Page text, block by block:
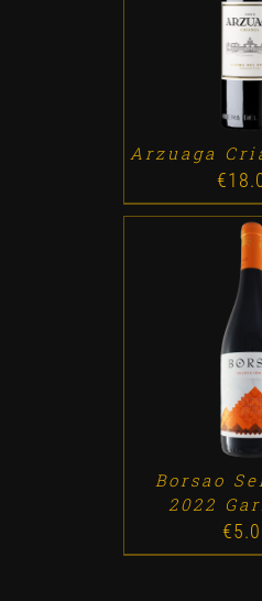
ADD TO CART /
Arzuaga
€
ADD TO CART
Borsao
2022
€